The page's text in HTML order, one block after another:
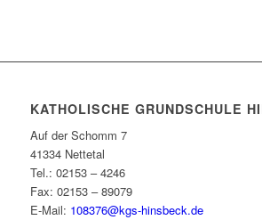
KATHOLISCHE GRUNDSCHULE
Auf der Schomm 7
41334 Nettetal
Tel.: 02153 – 4246
Fax: 02153 – 89079
E-Mail: 108376@kgs-hinsbeck.de